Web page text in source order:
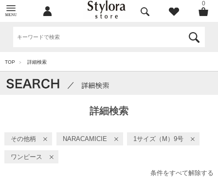
0
TOP > 詳細検索
詳細検索
その他柄 NARACAMICIE 1サイズ（M）9号
ワンピース
条件をすべて解除する